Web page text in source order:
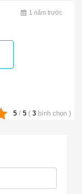
1 năm trước
5 / 5 ( 3 bình chọn )